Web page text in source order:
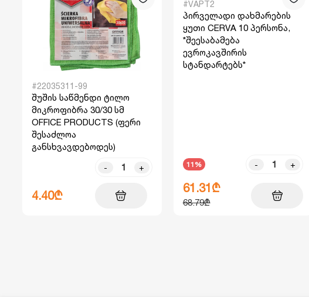
#22035311-99
შუშის საწმენდი ტილო
მიკროფიბრა 30/30 სმ
OFFICE PRODUCTS (ფერი
შესაძლოა
განსხვავდებოდეს)
- +
4.40₾
#VAPT2
პირველადი დახმარების
ყუთი CERVA 10 პერსონა,
*შეესაბამება
ევროკავშირის
სტანდარტებს*
11% - +
61.31₾
68.79₾